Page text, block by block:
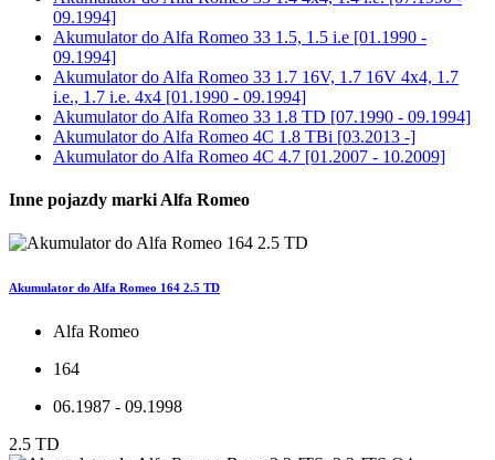
09.1994]
Akumulator do Alfa Romeo 33 1.5, 1.5 i.e [01.1990 -
09.1994]
Akumulator do Alfa Romeo 33 1.7 16V, 1.7 16V 4x4, 1.7
i.e., 1.7 i.e. 4x4 [01.1990 - 09.1994]
Akumulator do Alfa Romeo 33 1.8 TD [07.1990 - 09.1994]
Akumulator do Alfa Romeo 4C 1.8 TBi [03.2013 -]
Akumulator do Alfa Romeo 4C 4.7 [01.2007 - 10.2009]
Inne pojazdy marki Alfa Romeo
Akumulator do Alfa Romeo 164 2.5 TD
Alfa Romeo
164
06.1987 - 09.1998
2.5 TD